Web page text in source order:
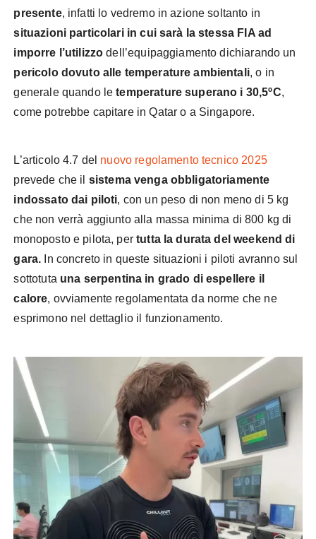
presente, infatti lo vedremo in azione soltanto in
situazioni particolari in cui sarà la stessa FIA ad
imporre l’utilizzo dell’equipaggiamento dichiarando un
pericolo dovuto alle temperature ambientali, o in
generale quando letemperature superano i 30,5ºC,
come potrebbe capitare in Qatar o a Singapore.
L’articolo 4.7 del nuovo regolamento tecnico 2025
prevede che il sistema venga obbligatoriamente
indossato dai piloti, con un peso di non meno di 5 kg
che non verrà aggiunto alla massa minima di 800 kg di
monoposto e pilota, pertutta la durata del weekend di
gara. In concreto in queste situazioni i piloti avranno sul
sottotuta una serpentina in grado di espellere il
calore, ovviamente regolamentata da norme che ne
esprimono nel dettaglio il funzionamento.